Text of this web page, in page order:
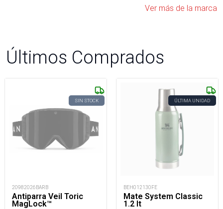
Ver más de la marca
Últimos Comprados
SIN STOCK
20982026BARB
Antiparra Veil Toric
MagLock™
ÚLTIMA UNIDAD
BEH012130FE
Mate System Classic
1.2 lt